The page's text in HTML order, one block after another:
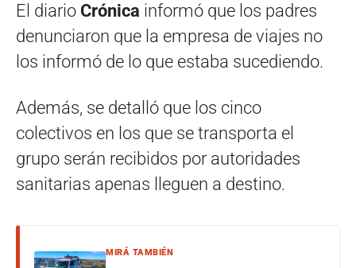
El diario Crónica informó que los padres
denunciaron que la empresa de viajes no
los informó de lo que estaba sucediendo.
Además, se detalló que los cinco
colectivos en los que se transporta el
grupo serán recibidos por autoridades
sanitarias apenas lleguen a destino.
MIRÁ TAMBIÉN